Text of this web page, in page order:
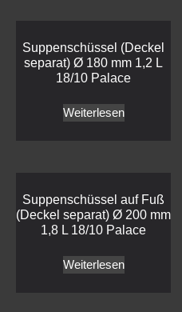
Suppenschüssel (Deckel
separat) Ø 180 mm 1,2 L
18/10 Palace
Weiterlesen
Suppenschüssel auf Fuß
(Deckel separat) Ø 200 mm
1,8 L 18/10 Palace
Weiterlesen